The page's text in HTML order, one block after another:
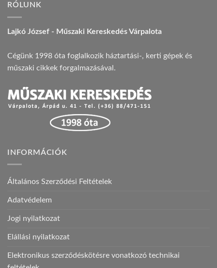
RÓLUNK
Lajkó József - Műszaki Kereskedés Várpalota
Cégünk 1998 óta foglalkozik háztartási-, kerti gépek és
műszaki cikkek forgalmazásával.
INFORMÁCIÓK
Általános Szerződési Feltételek
Adatvédelem
Jogi nyilatkozat
Elállási nyilatkozat
Elektronikus szerződéskötésre vonatkozó technikai